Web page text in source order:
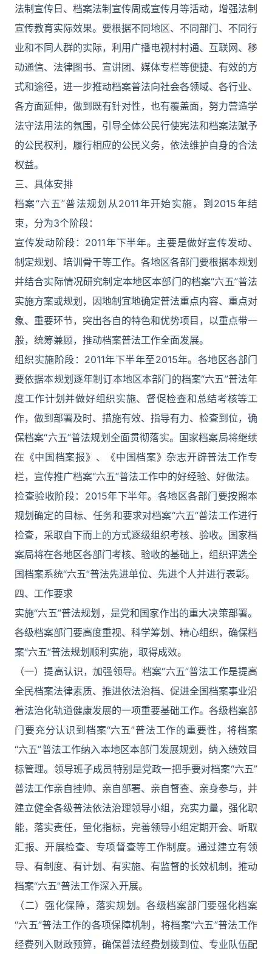
法制宣传日、档案法制宣传周或宣传月等活动，增强法制
宣传教育实际效果。要根据不同地区、不同部门、不同行
业和不同人群的实际，利用广播电视村村通、互联网、移
动通信、法律图书、宣讲团、媒体专栏等便捷、有效的方
式和途径，进一步推动档案普法向社会各领域、各行业、
各方面延伸，做到既有针对性，也有覆盖面，努力营造学
法守法用法的氛围，引导全体公民行使宪法和档案法赋予
的公民权利，履行相应的公民义务，依法维护自身的合法
权益。
三、具体安排
档案“六五”普法规划从2011年开始实施，到2015年结
束，分为3个阶段：
宣传发动阶段：2011年下半年。主要是做好宣传发动、
制定规划、培训骨干等工作。各地区各部门要根据本规划
并结合实际情况研究制定本地区本部门的档案“六五”普法
实施方案或规划，因地制宜地确定普法重点内容、重点对
象、重要环节，突出各自的特色和优势项目，以重点带一
般，统筹兼顾，推动档案普法工作全面发展。
组织实施阶段：2011年下半年至2015年。各地区各部门
要依据本规划逐年制订本地区本部门的档案“六五”普法年
度工作计划并做好组织实施、督促检查和总结考核等工
作，做到部署及时、措施有效、指导有力、检查到位，确
保档案“六五”普法规划全面贯彻落实。国家档案局将继续
在《中国档案报》、《中国档案》杂志开辟普法工作专
栏，宣传推广档案“六五”普法工作中的好经验、好做法。
检查验收阶段：2015年下半年。各地区各部门要按照本
规划确定的目标、任务和要求对档案“六五”普法工作进行
检查，采取自下而上的方式逐级组织考核、验收。国家档
案局将在各地区各部门考核、验收的基础上，组织评选全
国档案系统“六五”普法先进单位、先进个人并进行表彰。
四、工作要求
实施“六五”普法规划，是党和国家作出的重大决策部署。
各级档案部门要高度重视、科学筹划、精心组织，确保档
案“六五”普法规划顺利实施，取得成效。
（一）提高认识，加强领导。档案“六五”普法工作是提高
全民档案法律素质、推进依法治档、促进全国档案事业沿
着法治化轨道健康发展的一项重要基础工作。各级档案部
门要充分认识到档案“六五”普法工作的重要性，将档案
“六五”普法工作纳入本地区本部门发展规划，纳入绩效目
标管理。领导班子成员特别是党政一把手要对档案“六五”
普法工作亲自挂帅、亲自部署、亲自督查、亲身参与，并
建立健全各级普法依法治理领导小组，充实力量，强化职
能，落实责任，量化指标，完善领导小组定期开会、听取
汇报、开展检查、专项督查等工作制度。通过建立有领
导、有制度、有计划、有实施、有监督的长效机制，推动
档案“六五”普法工作深入开展。
（二）强化保障，落实规划。各级档案部门要强化档案
“六五”普法工作的各项保障机制，将档案“六五”普法工作
经费列入财政预算，确保普法经费划拨到位、专业队伍配